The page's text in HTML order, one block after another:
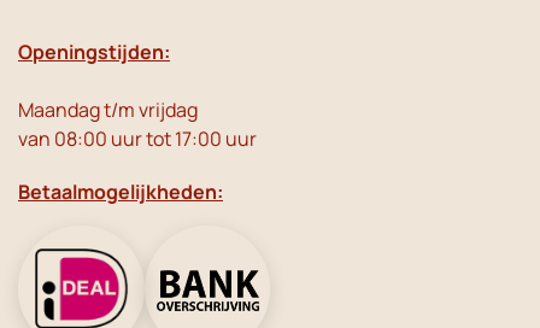
Openingstijden:
Maandag t/m vrijdag
van 08:00 uur tot 17:00 uur
Betaalmogelijkheden: